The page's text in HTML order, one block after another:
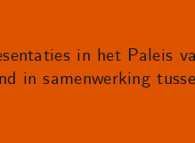
in het Paleis
in samenwerking